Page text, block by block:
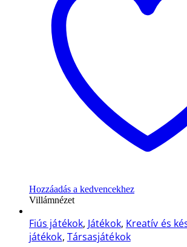
Hozzáadás a kedvencekhez
Villámnézet
Fiús játékok, Játékok, Kreatív és
játékok, Társasjátékok